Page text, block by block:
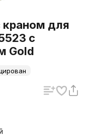
краном для
с
Gold